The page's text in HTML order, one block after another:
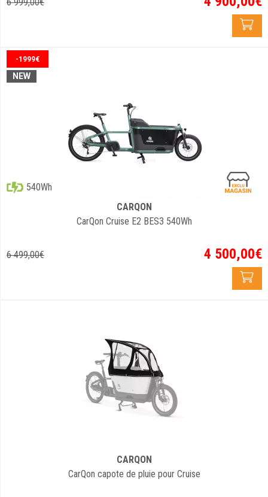
-1999€
NEW
540Wh
CARQON
CarQon Cruise E2 BES3 540Wh
6 499,00€ 4 500,00€
CARQON
CarQon capote de pluie pour Cruise